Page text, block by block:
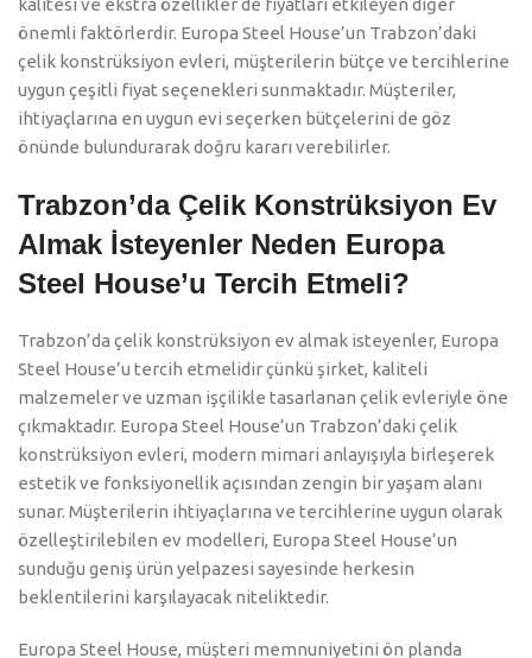
kalitesi ve ekstra özellikler de fiyatları etkileyen diğer
önemli faktörlerdir. Europa Steel House’un Trabzon’daki
çelik konstrüksiyon evleri, müşterilerin bütçe ve tercihlerine
uygun çeşitli fiyat seçenekleri sunmaktadır. Müşteriler,
ihtiyaçlarına en uygun evi seçerken bütçelerini de göz
önünde bulundurarak doğru kararı verebilirler.
Trabzon’da Çelik Konstrüksiyon Ev
Almak İsteyenler Neden Europa
Steel House’u Tercih Etmeli?
Trabzon’da çelik konstrüksiyon ev almak isteyenler, Europa
Steel House’u tercih etmelidir çünkü şirket, kaliteli
malzemeler ve uzman işçilikle tasarlanan çelik evleriyle öne
çıkmaktadır. Europa Steel House’un Trabzon’daki çelik
konstrüksiyon evleri, modern mimari anlayışıyla birleşerek
estetik ve fonksiyonellik açısından zengin bir yaşam alanı
sunar. Müşterilerin ihtiyaçlarına ve tercihlerine uygun olarak
özelleştirilebilen ev modelleri, Europa Steel House’un
sunduğu geniş ürün yelpazesi sayesinde herkesin
beklentilerini karşılayacak niteliktedir.
Europa Steel House, müşteri memnuniyetini ön planda